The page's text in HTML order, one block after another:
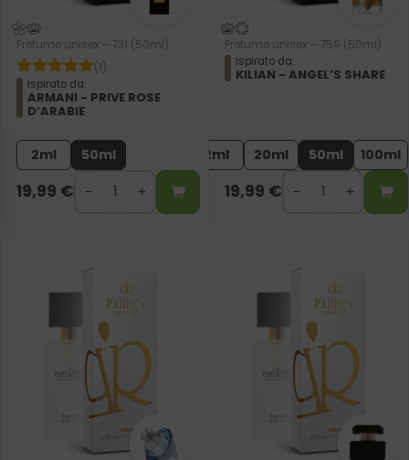
Profumo unisex – 731 (50ml)
(1)
Ispirato da:
ARMANI - PRIVE ROSE
D’ARABIE
2ml 50ml
19,99 €
Profumo unisex – 759 (50ml)
Ispirato da:
KILIAN - ANGEL’S SHARE
2ml 20ml 50ml 100ml
19,99 €